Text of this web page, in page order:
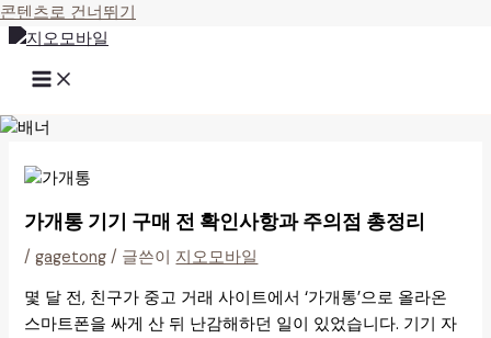
콘텐츠로 건너뛰기
가개통 기기 구매 전 확인사항과 주의점 총정리
/gagetong / 글쓴이 지오모바일
몇 달 전, 친구가 중고 거래 사이트에서 ‘가개통’으로 올라온
스마트폰을 싸게 산 뒤 난감해하던 일이 있었습니다. 기기 자